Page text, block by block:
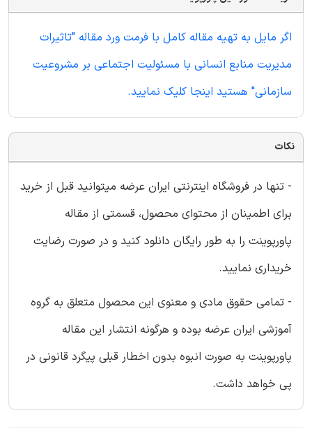
اگر مایل به تهیه مقاله کامل با فرمت ورد مقاله "تاثیرات
مدیریت منابع انسانی با مسئولیت اجتماعی بر مشروعیت
سازمانی" هستید اینجا کلیک نمایید.
نکات
- تنها در فروشگاه اینترنتی ایران عرضه میتوانید قبل از خرید
برای اطمینان از محتوای محصول، قسمتی از مقاله
پاورپوینت را به طور رایگان دانلود کنید و در صورت رضایت
خریداری نمایید.
- تمامی حقوق مادی و معنوی این محصول متعلق به گروه
آموزشی ایران عرضه بوده و هرگونه انتشار این مقاله
پاورپوینت به صورت انبوه بدون اخطار قبلی پیگرد قانونی در
پی خواهد داشت.